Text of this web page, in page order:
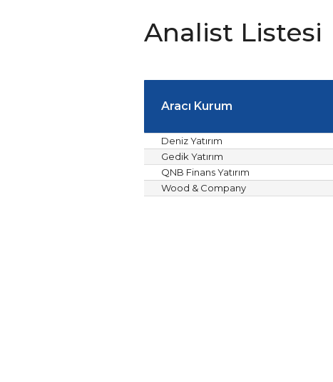
Analist Listesi
Aracı Kurum
Deniz Yatırım
Gedik Yatırım
QNB Finans Yatırım
Wood & Company